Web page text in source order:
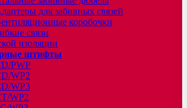
для забивных связей
коробочки
связи
изоляции
штифты
PWP
WP2
WP3
WP2